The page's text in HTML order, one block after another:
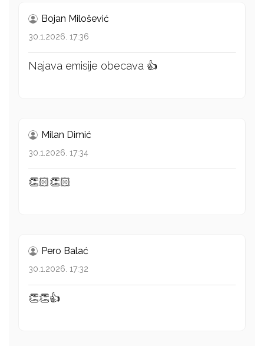
Bojan Milošević
30.1.2026. 17:36
Najava emisije obecava 👍
Milan Dimić
30.1.2026. 17:34
👏🏻👏🏻
Pero Balać
30.1.2026. 17:32
👏👏👍